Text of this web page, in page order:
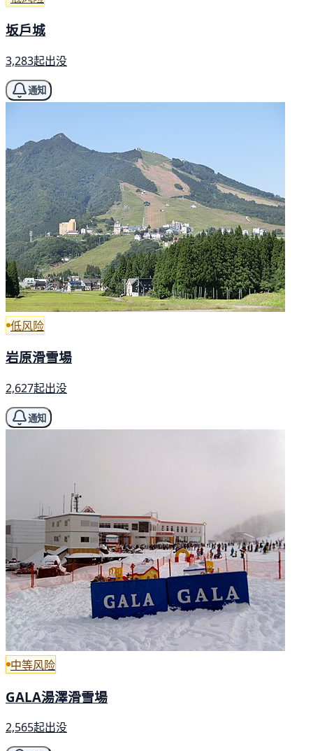
坂戶城
3,283起出没
通知
低风险
岩原滑雪場
2,627起出没
通知
中等风险
GALA湯澤滑雪場
2,565起出没